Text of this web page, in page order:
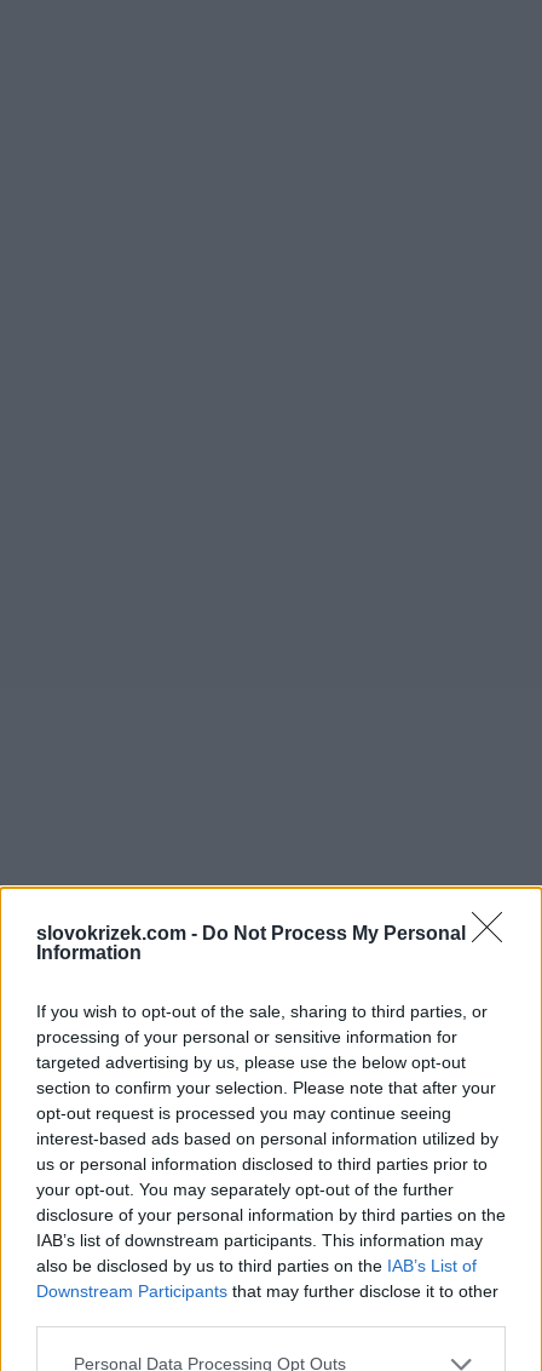
slovokrizek.com - Do Not Process My Personal
Information
If you wish to opt-out of the sale, sharing to third parties, or
processing of your personal or sensitive information for
targeted advertising by us, please use the below opt-out
section to confirm your selection. Please note that after your
opt-out request is processed you may continue seeing
interest-based ads based on personal information utilized by
us or personal information disclosed to third parties prior to
your opt-out. You may separately opt-out of the further
disclosure of your personal information by third parties on the
IAB’s list of downstream participants. This information may
also be disclosed by us to third parties on the IAB’s List of
Downstream Participants that may further disclose it to other
Personal Data Processing Opt Outs